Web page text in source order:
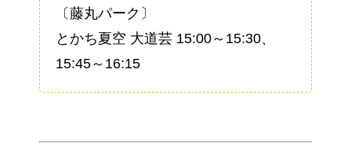
〔藤丸パーク〕
とかち夏空 大道芸 15:00～15:30、
15:45～16:15